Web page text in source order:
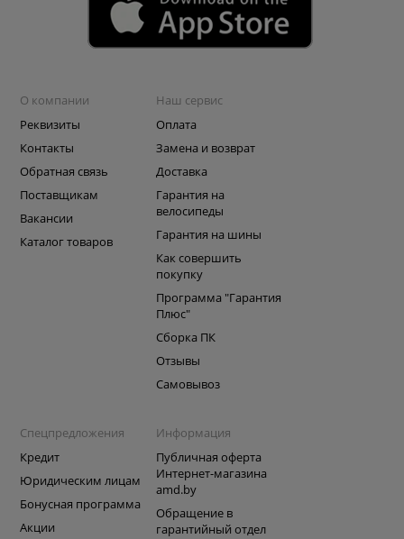
О компании
Реквизиты
Контакты
Обратная связь
Поставщикам
Вакансии
Каталог товаров
Наш сервис
Оплата
Замена и возврат
Доставка
Гарантия на
велосипеды
Гарантия на шины
Как совершить
покупку
Программа "Гарантия
Плюс"
Сборка ПК
Отзывы
Самовывоз
Спецпредложения
Кредит
Юридическим лицам
Бонусная программа
Акции
Информация
Публичная оферта
Интернет-магазина
amd.by
Обращение в
гарантийный отдел